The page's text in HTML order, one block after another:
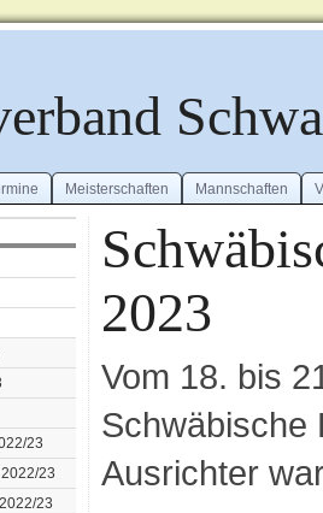
Meisterschaften Mannschaften
23
23
23
2023
Vom 18. bis
Schwäbische
Ausrichter